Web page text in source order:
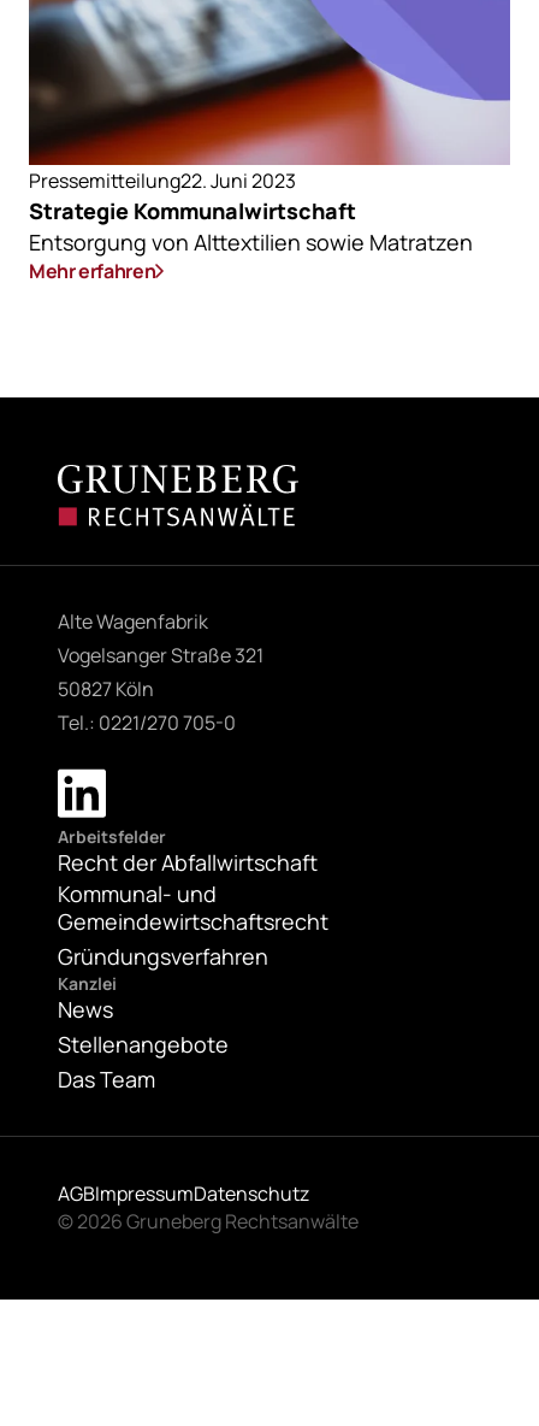
Pressemitteilung22. Juni 2023
Strategie Kommunalwirtschaft
Entsorgung von Alttextilien sowie Matratzen
Mehr erfahren
Alte Wagenfabrik
Vogelsanger Straße 321
50827 Köln
Tel.: 0221/270 705-0
Arbeitsfelder
Recht der Abfallwirtschaft
Kommunal- und
Gemeindewirtschaftsrecht
Gründungsverfahren
Kanzlei
News
Stellenangebote
Das Team
© 2026 Gruneberg Rechtsanwälte
AGBImpressumDatenschutz